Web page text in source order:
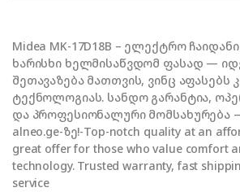
Midea MK-17D18B – ელექტრო
ხარისხი ხელმისაწვდომ ფასად —
შეთავაზება მათთვის, ვინც
ტექნოლოგიას. სანდო გარანტია,
და პროფესიონალური
alneo.ge-ზე!-Top-notch quality at an
great offer for those who value comfort
technology. Trusted warranty, fast
service